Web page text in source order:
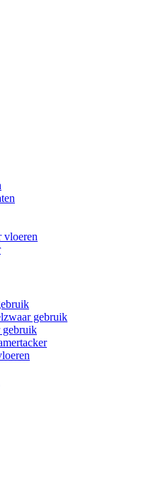
vloeren
gebruik
gebruik